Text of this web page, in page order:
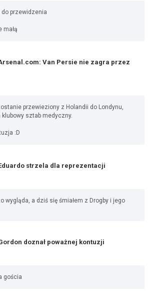
do przewidzenia
małą
Van Persie nie zagra przez
przewieziony z Holandii do Londynu,
sztab medyczny.
:D
strzela dla reprezentacji
wygląda, a dziś się śmiałem z Drogby i jego
doznał poważnej kontuzji
gościa